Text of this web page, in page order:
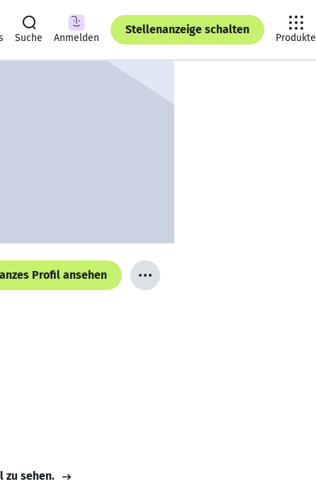
Suche Anmelden
Stellenanzeige schalten
Produkte
Profil ansehen
zu sehen.